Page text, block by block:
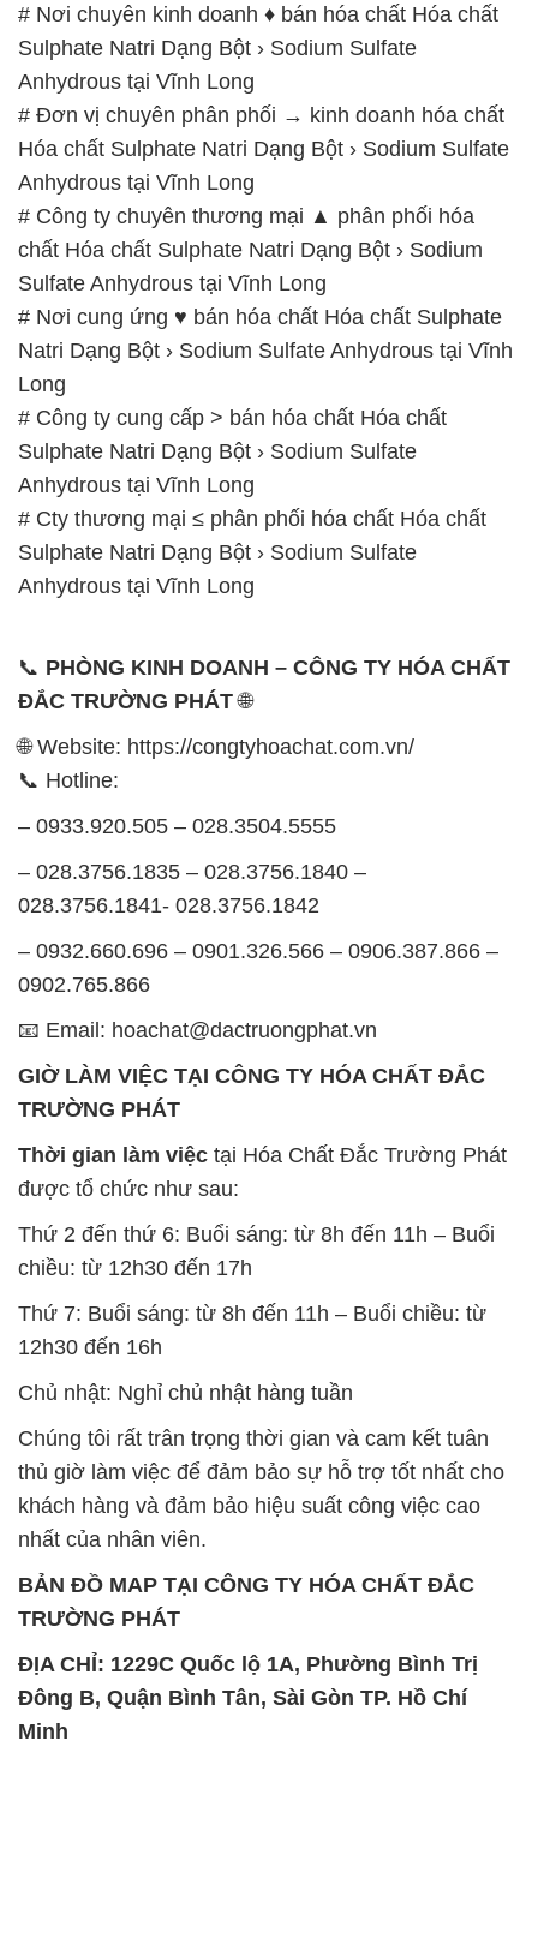
# Nơi chuyên kinh doanh ♦ bán hóa chất Hóa chất
Sulphate Natri Dạng Bột › Sodium Sulfate
Anhydrous tại Vĩnh Long
# Đơn vị chuyên phân phối → kinh doanh hóa chất
Hóa chất Sulphate Natri Dạng Bột › Sodium Sulfate
Anhydrous tại Vĩnh Long
# Công ty chuyên thương mại ▲ phân phối hóa
chất Hóa chất Sulphate Natri Dạng Bột › Sodium
Sulfate Anhydrous tại Vĩnh Long
# Nơi cung ứng ♥ bán hóa chất Hóa chất Sulphate
Natri Dạng Bột › Sodium Sulfate Anhydrous tại Vĩnh
Long
# Công ty cung cấp > bán hóa chất Hóa chất
Sulphate Natri Dạng Bột › Sodium Sulfate
Anhydrous tại Vĩnh Long
# Cty thương mại ≤ phân phối hóa chất Hóa chất
Sulphate Natri Dạng Bột › Sodium Sulfate
Anhydrous tại Vĩnh Long
📞 PHÒNG KINH DOANH – CÔNG TY HÓA CHẤT
ĐẮC TRƯỜNG PHÁT🌐
🌐 Website: https://congtyhoachat.com.vn/
📞 Hotline:
– 0933.920.505 – 028.3504.5555
– 028.3756.1835 – 028.3756.1840 –
028.3756.1841- 028.3756.1842
– 0932.660.696 – 0901.326.566 – 0906.387.866 –
0902.765.866
📧 Email: hoachat@dactruongphat.vn
GIỜ LÀM VIỆC TẠI CÔNG TY HÓA CHẤT ĐẮC
TRƯỜNG PHÁT
Thời gian làm việc tại Hóa Chất Đắc Trường Phát
được tổ chức như sau:
Thứ 2 đến thứ 6: Buổi sáng: từ 8h đến 11h – Buổi
chiều: từ 12h30 đến 17h
Thứ 7: Buổi sáng: từ 8h đến 11h – Buổi chiều: từ
12h30 đến 16h
Chủ nhật: Nghỉ chủ nhật hàng tuần
Chúng tôi rất trân trọng thời gian và cam kết tuân
thủ giờ làm việc để đảm bảo sự hỗ trợ tốt nhất cho
khách hàng và đảm bảo hiệu suất công việc cao
nhất của nhân viên.
BẢN ĐỒ MAP TẠI CÔNG TY HÓA CHẤT ĐẮC
TRƯỜNG PHÁT
ĐỊA CHỈ: 1229C Quốc lộ 1A, Phường Bình Trị
Đông B, Quận Bình Tân, Sài Gòn TP. Hồ Chí
Minh